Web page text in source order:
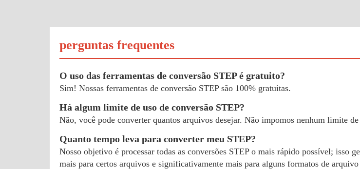
perguntas frequentes
O uso das ferramentas de conversão STEP é gratuito?
Sim! Nossas ferramentas de conversão STEP são 100% gratuitas.
Há algum limite de uso de conversão STEP?
Não, você pode converter quantos arquivos desejar. Não impomos nenhum limite
Quanto tempo leva para converter meu STEP?
Nosso objetivo é processar todas as conversões STEP o mais rápido possível; isso
mais para certos arquivos e significativamente mais para alguns formatos de